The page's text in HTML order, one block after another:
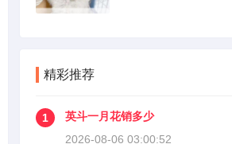
精彩推荐
1
英斗一月花销多少
2026-08-06 03:00:52